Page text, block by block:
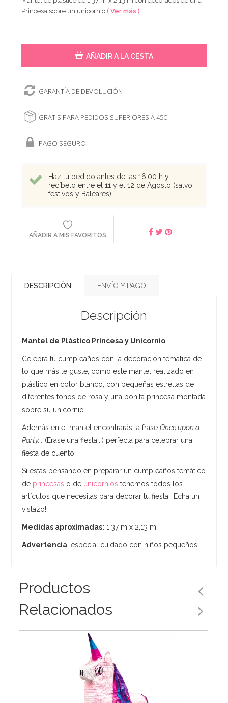
Princesa sobre un unicornio( Ver más )
AÑADIR A LA CESTA
GARANTÍA DE DEVOLUCIÓN
GRATIS PARA PEDIDOS SUPERIORES A 45€
PAGO SEGURO
Haz tu pedido antes de las 16:00 h y
recíbelo entre el 11 y el 12 de Agosto (salvo
festivos y Baleares)
AÑADIR A MIS FAVORITOS
DESCRIPCIÓN ENVÍO Y PAGO
Descripción
Mantel de Plástico Princesa y Unicornio
Celebra tu cumpleaños con la decoración temática de
lo que más te guste, como este mantel realizado en
plástico en color blanco, con pequeñas estrellas de
diferentes tonos de rosa y una bonita princesa montada
sobre su unicornio.
Además en el mantel encontrarás la fraseOnce upon a
Party...
(Érase una fiesta...) perfecta para celebrar una
fiesta de cuento.
Si estás pensando en preparar un cumpleaños temático
de princesas o de unicornios tenemos todos los
artículos que necesitas para decorar tu fiesta. ¡Echa un
vistazo!
Medidas aproximadas: 1,37 m x 2,13 m.
Advertencia: especial cuidado con niños pequeños.
Productos
Relacionados